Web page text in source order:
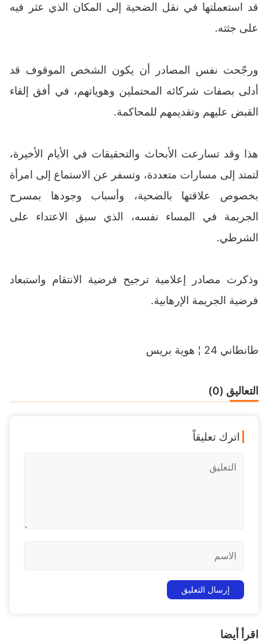
قد استعملتها في نقل الضحية إلى المكان الذي عثر فيه
على جثته.
ورجّحت نفس المصادر أن يكون الشخص الموقوف قد
أدلى بصفات شركائه المحتملين وهوياتهم، في أفق إلقاء
القبض عليهم وتقديمهم للمحاكمة.
هذا وقد تسارعت الأبحاث والتحقيقات في الأيام الأخيرة،
لتمتد إلى مسارات متعددة، وتسفر عن الاستماع إلى امرأة
بخصوص علاقتها بالضحية، وأسباب وجودها بمسرح
الجريمة في المساء نفسه، الذي سبق الاعتداء على
الشرطي.
وذكرت مصادر إعلامية ترجيح فرضية الانتقام واستبعاد
فرضية الجريمة الإرهابية.
طانطاني 24 ¦ هوية بريس
التعاليق (0)
اترك تعليقاً
اقرأ أيضا